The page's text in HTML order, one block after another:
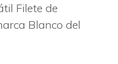
Filete de
Blanco del